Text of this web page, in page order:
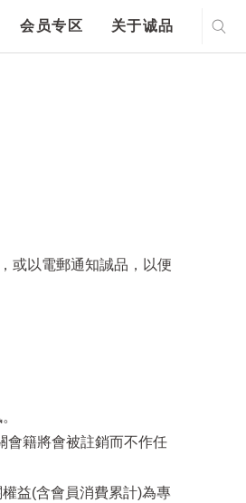
会员专区 关于诚品
或以電郵通知誠品，以便
會籍將會被註銷而不作任
益(含會員消費累計)為專